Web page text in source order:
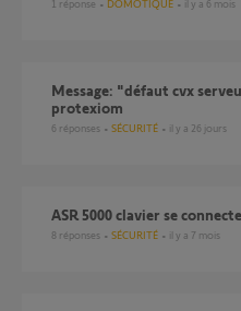
1 réponse DOMOTIQUE il y a 6 mois
Message: "défaut cvx serveuZ:SYS CENTRALE" alarme
protexiom
6 réponses SÉCURITÉ il y a 26 jours
ASR 5000 clavier se
8 réponses SÉCURITÉ il y a 7 mois